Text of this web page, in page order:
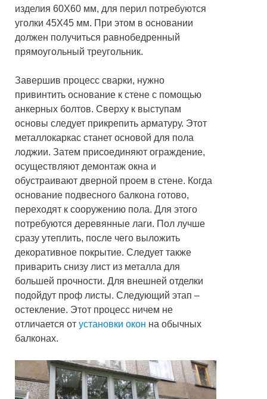
изделия 60Х60 мм, для перил потребуются
уголки 45Х45 мм. При этом в основании
должен получиться равнобедренный
прямоугольный треугольник.
Завершив процесс сварки, нужно
привинтить основание к стене с помощью
анкерных болтов. Сверху к выступам
основы следует прикрепить арматуру. Этот
металлокаркас станет основой для пола
лоджии. Затем присоединяют ограждение,
осуществляют демонтаж окна и
обустраивают дверной проем в стене. Когда
основание подвесного балкона готово,
переходят к сооружению пола. Для этого
потребуются деревянные лаги. Пол лучше
сразу утеплить, после чего выложить
декоративное покрытие. Следует также
приварить снизу лист из металла для
большей прочности. Для внешней отделки
подойдут проф листы. Следующий этап –
остекление. Этот процесс ничем не
отличается от установки окон на обычных
балконах.